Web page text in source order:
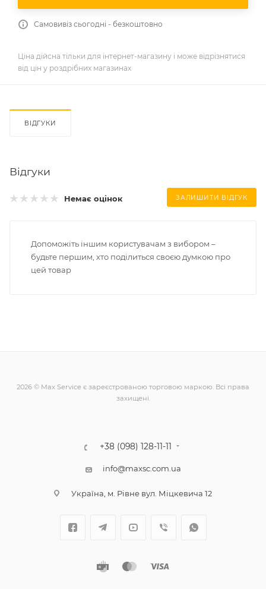
Самовивіз сьогодні - безкоштовно
Ціна дійсна тільки для інтернет-магазину і може відрізнятися
від цін у роздрібних магазинах
ВІДГУКИ
Відгуки
Немає оцінок ЗАЛИШИТИ ВІДГУК
Допоможіть іншим користувачам з вибором –
будьте першим, хто поділиться своєю думкою про
цей товар
2026 © Max Service є зареєстрованою торговою маркою. Всі права
захищені.
+38 (098) 128-11-11
info@maxsc.com.ua
Українa, м. Рівне вул. Міцкевича 12